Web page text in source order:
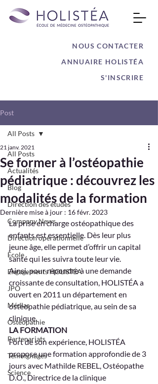
NOUS CONTACTER
ANNUAIRE HOLISTÉA
S'INSCRIRE
Post
All Posts
Actualités
Blog
Direction des études
Company News
Direction opérationnelle
École
Engagements HOLISTÉA
JPO
Médias
Ostéopathie
Partenariats
Témoignages
Science
All Posts
Se former à l’ostéopathie
pédiatrique : découvrez les
modalités de la formation
21 janv. 2021
Dernière mise à jour : 16 févr. 2023
La prise en charge ostéopathique des
enfants est essentielle. Dès leur plus
jeune âge, elle permet d’offrir un capital
santé qui les suivra toute leur vie.
Ainsi, pour répondre à une demande
croissante de consultation, HOLISTÉA a
ouvert en 2011 un département en
ostéopathie pédiatrique, au sein de sa
clinique.
LA FORMATION
Fort de son expérience, HOLISTÉA
propose une formation approfondie de 3
jours avec Mathilde REBEL, Ostéopathe
D.O., Directrice de la clinique